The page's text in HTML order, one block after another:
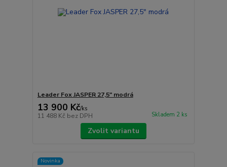
Leader Fox JASPER 27,5" modrá
13 900 Kč/ks
11 488 Kč bez DPH Skladem 2 ks
Zvolit variantu
Novinka